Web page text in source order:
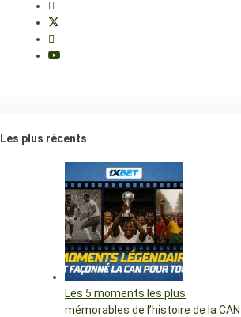
Les plus récents
Les 5 moments les plus
mémorables de l’histoire de la CAN